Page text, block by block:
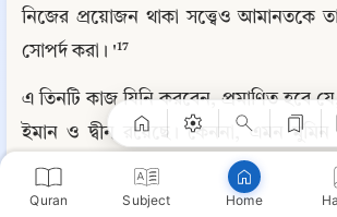
Quran Subject Home
নিজের প্রয়োজন থাকা সত্ত্বেও আমানতকে
সোপর্দ করা। '¹⁷
এ তিনটি কাজ যিনি করবেন, প্রমাণিত হবে
ইমান ও দ্বীন রয়েছে। কেননা, এমন মুমিন
(নিষিদ্ধকর্ম) দেখে, কিন্তু আল্লাহর সন্তুষ্টির
ত্যাগ করে। নিজের জন্য কষ্টকর হওয়া
Copy